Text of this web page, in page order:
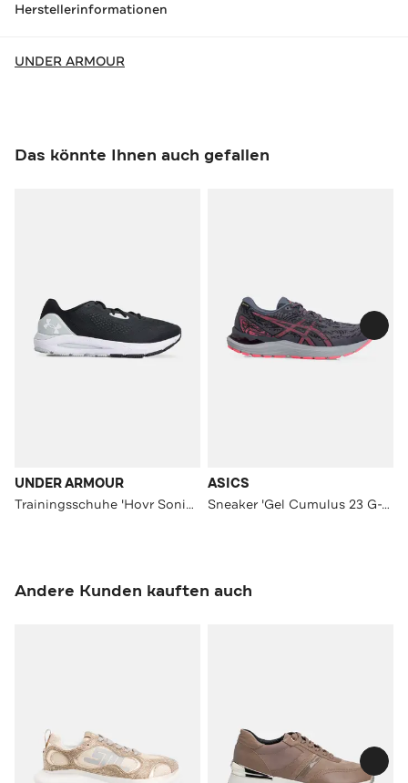
Herstellerinformationen
UNDER ARMOUR
Das könnte Ihnen auch gefallen
UNDER ARMOUR
Trainingsschuhe 'Hovr Sonic 5' zweifarbig
ASICS
Sneaker 'Gel Cumulus 23 G-TX' mehrfarbig
Andere Kunden kauften auch